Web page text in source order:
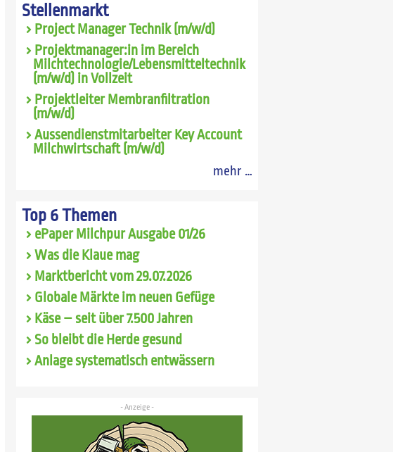
Stellenmarkt
Project Manager Technik (m/w/d)
Projektmanager:in im Bereich
Milchtechnologie/Lebensmitteltechnik
(m/w/d) in Vollzeit
Projektleiter Membranfiltration
(m/w/d)
Aussendienstmitarbeiter Key Account
Milchwirtschaft (m/w/d)
mehr …
Top 6 Themen
ePaper Milchpur Ausgabe 01/26
Was die Klaue mag
Marktbericht vom 29.07.2026
Globale Märkte im neuen Gefüge
Käse – seit über 7.500 Jahren
So bleibt die Herde gesund
Anlage systematisch entwässern